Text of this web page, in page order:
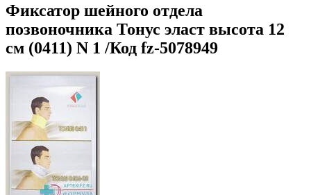
Фиксатор шейного отдела
позвоночника Тонус эласт высота 12
см (0411) N 1 /Код fz-5078949